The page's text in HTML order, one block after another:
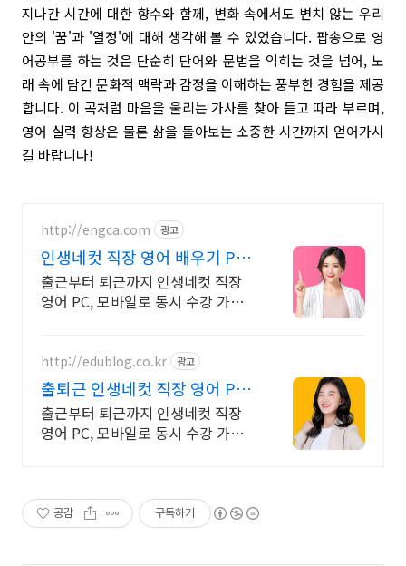
지나간 시간에 대한 향수와 함께, 변화 속에서도 변치 않는 우리
안의 '꿈'과 '열정'에 대해 생각해 볼 수 있었습니다. 팝송으로 영
어공부를 하는 것은 단순히 단어와 문법을 익히는 것을 넘어, 노
래 속에 담긴 문화적 맥락과 감정을 이해하는 풍부한 경험을 제공
합니다. 이 곡처럼 마음을 울리는 가사를 찾아 듣고 따라 부르며,
영어 실력 향상은 물론 삶을 돌아보는 소중한 시간까지 얻어가시
길 바랍니다!
http://engca.com 광고
인생네컷 직장 영어 배우기 PC/
스마트폰 동영상강의
출근부터 퇴근까지 인생네컷 직장
영어 PC, 모바일로 동시 수강 가능
http://edublog.co.kr 광고
출퇴근 인생네컷 직장 영어 PC/
스마트폰 동영상강의
출근부터 퇴근까지 인생네컷 직장
영어 PC, 모바일로 동시 수강 가능
공감 구독하기